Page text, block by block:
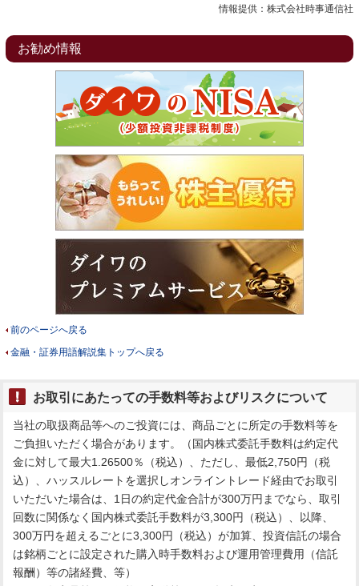
情報提供：株式会社時事通信社
お勧め情報
前のページへ戻る
金融・証券用語解説集トップへ戻る
お取引にあたっての手数料等およびリスクについて
当社の取扱商品等へのご投資には、商品ごとに所定の手数料等を
ご負担いただく場合があります。（国内株式委託手数料は約定代
金に対して最大1.26500％（税込）、ただし、最低2,750円（税
込）、ハッスルレートを選択しオンライントレード経由でお取引
いただいた場合は、1日の約定代金合計が300万円までなら、取引
回数に関係なく国内株式委託手数料が3,300円（税込）、以降、
300万円を超えるごとに3,300円（税込）が加算、投資信託の場合
は銘柄ごとに設定された購入時手数料および運用管理費用（信託
報酬）等の諸経費、等）